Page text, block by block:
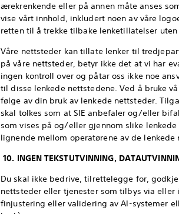
ærekrenkende eller på annen måte anses
vise vårt innhold, inkludert noen av våre
retten til å trekke tilbake lenketillatelser uten
Våre nettsteder kan tillate lenker til
på våre nettsteder, betyr ikke det at vi har
ingen kontroll over og påtar oss ikke noe
til disse lenkede nettstedene. Ved å bruke
følge av din bruk av lenkede nettsteder.
skal tolkes som at SIE anbefaler og/eller
som vises på og/eller gjennom slike
lignende mellom operatørene av de lenkede
10. INGEN TEKSTUTVINNING,
Du skal ikke bedrive, tilrettelegge for,
nettsteder eller tjenester som tilbys via
finjustering eller validering av AI-systemer